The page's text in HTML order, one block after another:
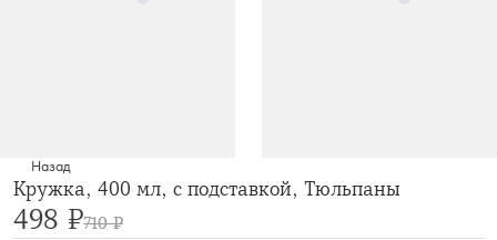
Назад
Кружка, 400 мл, с подставкой, Тюльпаны
498 ₽710 ₽